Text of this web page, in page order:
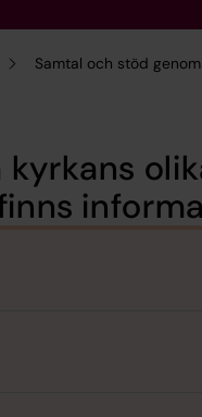
Samtal och stöd
kyrkans